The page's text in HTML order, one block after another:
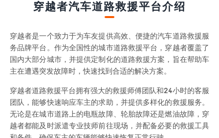
穿越者汽车道路救援平台介绍
穿越者是一个致力于为车友提供高效、便捷的汽车道路救援服
务品牌平台。作为全国性的城市道路救援平台，穿越者覆盖了
国内大部分城市，并提供定制化的道路救援方案，旨在帮助车
主在遭遇突发故障时，快速找到合适的解决方案。
穿越者道路救援平台拥有强大的救援师傅团队和24小时的客服
团队，能够快速响应车主的求助，并提供多样化的救援服务。
无论是在城市道路上的电瓶故障、轮胎故障还是燃油故障，穿
越者都能及时派遣专业技师前往现场，并配备必要的救援工具